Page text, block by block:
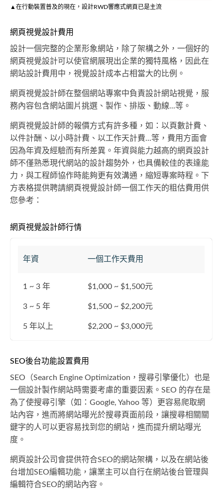
▲在行動裝置普及的現在，設計RWD響應式網頁已是主流
網頁視覺設計費用
設計一個完整的企業形象網站，除了架構之外，一個好的
網頁視覺設計可以使官網展現出企業的獨特風格，因此在
網站設計費用中，視覺設計成本占相當大的比例。
網頁視覺設計師在整個網站專案中負責設計網站視覺，服
務內容包含網站圖片挑選、製作、排版、動線...等。
網頁視覺設計師的報價方式有許多種，如：以頁數計費、
以件計酬、以小時計費、以工作天計費...等，費用方面會
因為年資及經驗而有所差異。年資與能力越高的網頁設計
師不僅熟悉現代網站的設計趨勢外，也具備較佳的表達能
力，與工程師協作時能夠更有效溝通，縮短專案時程。下
方表格提供聘請網頁視覺設計師一個工作天的粗估費用供
您參考：
網頁視覺設計師行情
年資 一個工作天費用
1 ~ 3 年 $1,000 ~ $1,500元
3 ~ 5 年 $1,500 ~ $2,200元
5 年以上 $2,200 ~ $3,000元
SEO後台功能設置費用
SEO（Search Engine Optimization，搜尋引擎優化）也是
一個設計製作網站時需要考慮的重要因素。SEO 的存在是
為了使搜尋引擎（如：Google, Yahoo 等）更容易爬取網
站內容，進而將網站曝光於搜尋頁面前段，讓搜尋相關關
鍵字的人可以更容易找到您的網站，進而提升網站曝光
度。
網頁設計公司會提供符合SEO的網站架構，以及在網站後
台增加SEO編輯功能，讓業主可以自行在網站後台管理與
編輯符合SEO的網站內容。